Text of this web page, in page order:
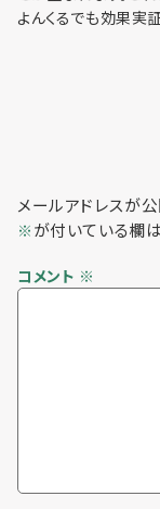
よんくるでも効果実
メールアドレスが
※ が付いている欄
コメント ※